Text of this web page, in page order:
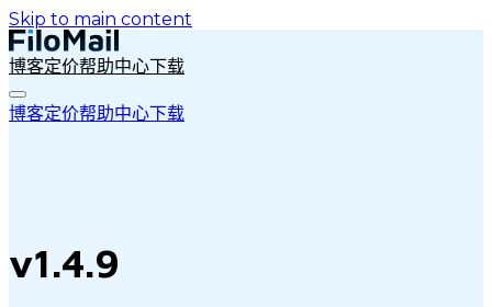
Skip to main content
博客定价帮助中心下载
博客定价帮助中心下载
v1.4.9